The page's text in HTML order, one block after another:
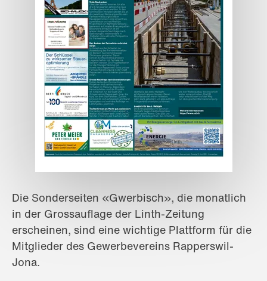
Die Sonderseiten «Gwerbisch», die monatlich
in der Grossauflage der Linth-Zeitung
erscheinen, sind eine wichtige Plattform für die
Mitglieder des Gewerbevereins Rapperswil-
Jona.